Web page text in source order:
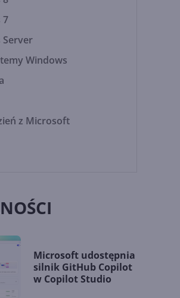
7
Server
Windows
z Microsoft
Microsoft udostępnia
silnik GitHub Copilot
w Copilot Studio